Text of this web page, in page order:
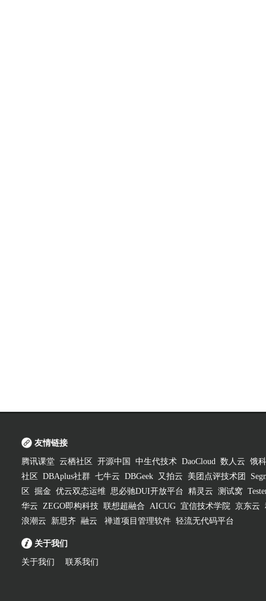
友情链接
腾讯课堂 云栖社区 开源中国 中生代技术 DaoCloud 数人云 饿
社区
DBAplus社群 七牛云 DBGeek 又拍云 美团点评技术团
区
掘金 优云双态运维 思必驰DUI开放平台 精灵云 测试窝
华云 ZEGO即构科技 联想超融合 AICUG 宜信技术学院 京东云
浪潮云
新思齐 融云 禅道项目管理软件 轻流无代码平台
关于我们
关于我们 联系我们